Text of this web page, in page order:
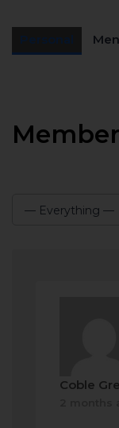
— Everything —
Coble